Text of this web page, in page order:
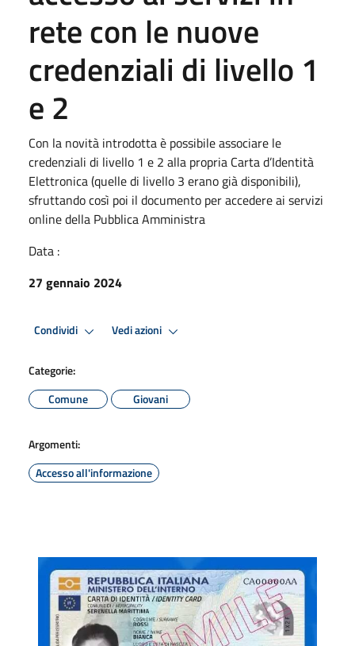
rete con le nuove
credenziali di livello 1
e 2
Con la novità introdotta è possibile associare le
credenziali di livello 1 e 2 alla propria Carta d’Identità
Elettronica (quelle di livello 3 erano già disponibili),
sfruttando così poi il documento per accedere ai servizi
online della Pubblica Amministra
Data :
27 gennaio 2024
Condividi Vedi azioni
Categorie:
Comune
Giovani
Argomenti:
Accesso all'informazione